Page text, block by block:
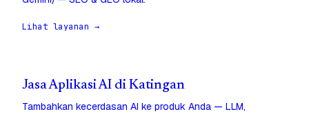
Lihat layanan →
Jasa Aplikasi AI di Katingan
Tambahkan kecerdasan AI ke produk Anda — LLM,